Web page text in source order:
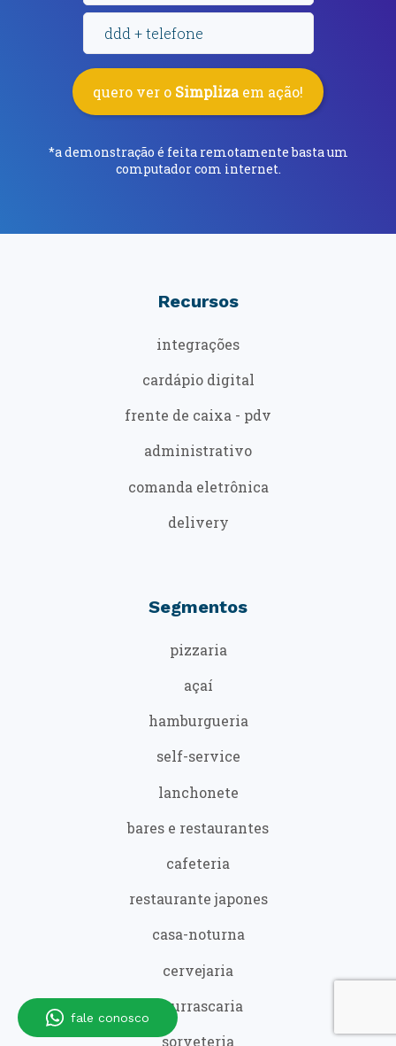
quero ver o Simplizaem ação!
*a demonstração é feita remotamente basta um
computador com internet.
Recursos
integrações
cardápio digital
frente de caixa - pdv
administrativo
comanda eletrônica
delivery
Segmentos
pizzaria
açaí
hamburgueria
self-service
lanchonete
bares e restaurantes
cafeteria
restaurante japones
casa-noturna
cervejaria
churrascaria
sorveteria
fale conosco